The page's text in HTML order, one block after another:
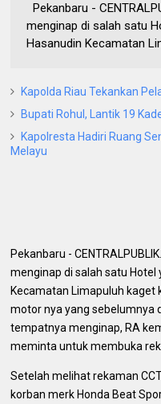
Pekanbaru -
menginap di salah satu
Hasanudin Kecamatan
Kapolda Riau Tekankan
Bupati Rohul, Lantik 19
Kapolresta Hadiri Ruang
Melayu
Pekanbaru -
menginap di salah satu
Kecamatan Limapuluh
motor nya yang sebelumnya
tempatnya menginap, RA
meminta untuk membuka
Setelah melihat rekaman
korban merk Honda Beat